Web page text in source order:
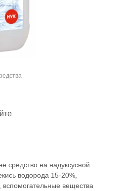
средство на надуксусной
водорода 15-20%,
вспомогательные вещества